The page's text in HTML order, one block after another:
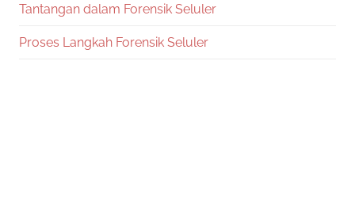
Tantangan dalam Forensik Seluler
Proses Langkah Forensik Seluler